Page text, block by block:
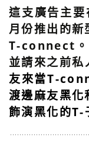
這支廣告主
月份推出的新
T-connect。
並請來之前私
友來當T-
渡邊麻友黑化
飾演黑化的T-